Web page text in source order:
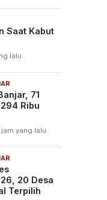
Saat Kabut
lalu
71
Ribu
yang lalu
20 Desa
Terpilih